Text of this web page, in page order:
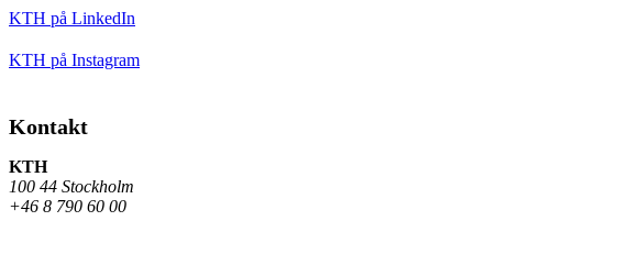
KTH på LinkedIn
KTH på Instagram
Kontakt
KTH
100 44 Stockholm
+46 8 790 60 00